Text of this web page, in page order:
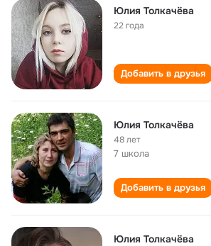
Юлия Толкачёва
22 года
Добавить в друзья
Юлия Толкачёва
48 лет
7 школа
Добавить в друзья
Юлия Толкачёва